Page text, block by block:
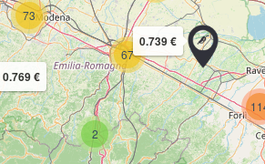
2
73
67
0.769 €
0.739 €